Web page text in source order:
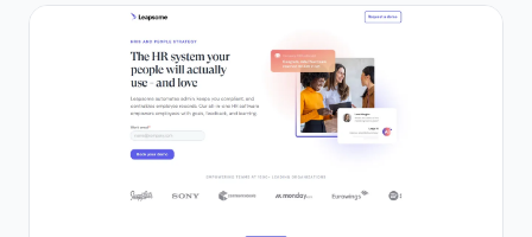
Landing-Page ergibt.